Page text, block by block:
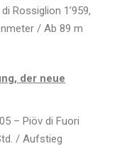
Rossiglion 1’959,
/ Ab 89 m
der neue
– Piöv di Fuori
/ Aufstieg